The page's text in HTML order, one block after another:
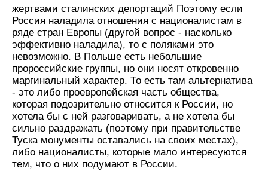
жертвами сталинских депортаций Поэтому если
Россия наладила отношения с националистам в
ряде стран Европы (другой вопрос - насколько
эффективно наладила), то с поляками это
невозможно. В Польше есть небольшие
пророссийские группы, но они носят откровенно
маргинальный характер. То есть там альтернатива
- это либо проевропейская часть общества,
которая подозрительно относится к России, но
хотела бы с ней разговаривать, а не хотела бы
сильно раздражать (поэтому при правительстве
Туска монументы оставались на своих местах),
либо националисты, которые мало интересуются
тем, что о них подумают в России.